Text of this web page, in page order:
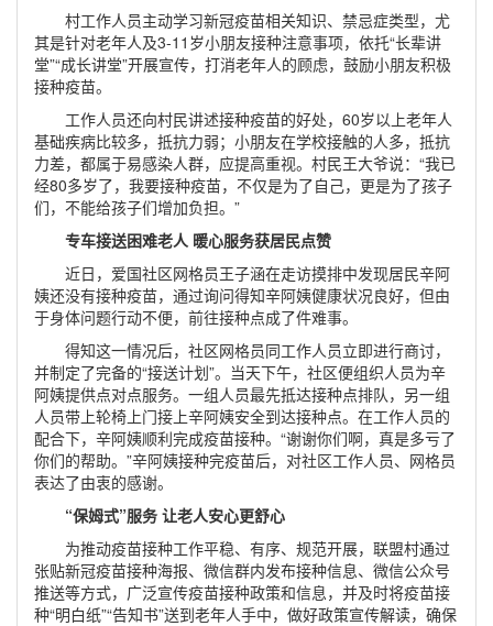
村工作人员主动学习新冠疫苗相关知识、禁忌症类型，尤
其是针对老年人及3-11岁小朋友接种注意事项，依托“长辈讲
堂”“成长讲堂”开展宣传，打消老年人的顾虑，鼓励小朋友积极
接种疫苗。
工作人员还向村民讲述接种疫苗的好处，60岁以上老年人
基础疾病比较多，抵抗力弱；小朋友在学校接触的人多，抵抗
力差，都属于易感染人群，应提高重视。村民王大爷说：“我已
经80多岁了，我要接种疫苗，不仅是为了自己，更是为了孩子
们，不能给孩子们增加负担。”
专车接送困难老人 暖心服务获居民点赞
近日，爱国社区网格员王子涵在走访摸排中发现居民辛阿
姨还没有接种疫苗，通过询问得知辛阿姨健康状况良好，但由
于身体问题行动不便，前往接种点成了件难事。
得知这一情况后，社区网格员同工作人员立即进行商讨，
并制定了完备的“接送计划”。当天下午，社区便组织人员为辛
阿姨提供点对点服务。一组人员最先抵达接种点排队，另一组
人员带上轮椅上门接上辛阿姨安全到达接种点。在工作人员的
配合下，辛阿姨顺利完成疫苗接种。“谢谢你们啊，真是多亏了
你们的帮助。”辛阿姨接种完疫苗后，对社区工作人员、网格员
表达了由衷的感谢。
“保姆式”服务 让老人安心更舒心
为推动疫苗接种工作平稳、有序、规范开展，联盟村通过
张贴新冠疫苗接种海报、微信群内发布接种信息、微信公众号
推送等方式，广泛宣传疫苗接种政策和信息，并及时将疫苗接
种“明白纸”“告知书”送到老年人手中，做好政策宣传解读，确保